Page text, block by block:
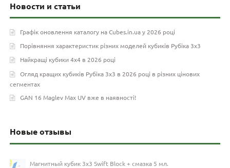
Новости и статьи
Графік оновлення каталогу на Cubes.in.ua у 2026 році
Порівняння характеристик різних моделей кубиків Рубіка 3х3
Найкращі кубики 4х4 в 2026 році
Огляд кращих кубиків Рубіка 3х3 в 2026 році в різних цінових
сегментах
GAN 16 Maglev Max UV вже в наявності!
Новые отзывы
Магнитный кубик 3х3 Swift Block + смазка 5 мл.